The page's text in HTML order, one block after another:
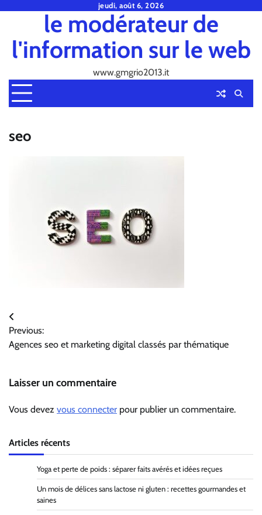
jeudi, août 6, 2026
le modérateur de
l'information sur le web
www.gmgrio2013.it
seo
Navigation
de
Previous:
Agences seo et marketing digital classés par thématique
Laisser un commentaire
Vous devez vous connecter pour publier un commentaire.
Articles récents
Yoga et perte de poids : séparer faits avérés et idées reçues
Un mois de délices sans lactose ni gluten : recettes gourmandes et
saines